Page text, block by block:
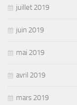
juillet 2019
juin 2019
mai 2019
avril 2019
mars 2019